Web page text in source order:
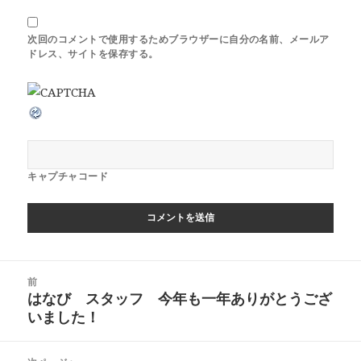
次回のコメントで使用するためブラウザーに自分の名前、メールア
ドレス、サイトを保存する。
キャプチャコード
前
前
の
稿:
はなび スタッフ 今年も一年ありがとうござ
いました！